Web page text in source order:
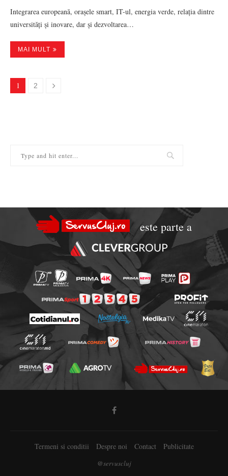
Integrarea europeană, orașele smart, IT-ul, energia verde, relația dintre
universități și inovare, dar și dezvoltarea…
MAI MULT
1 2
este parte a
Termeni si conditii Despre noi Contact Publicitate
@servuscluj